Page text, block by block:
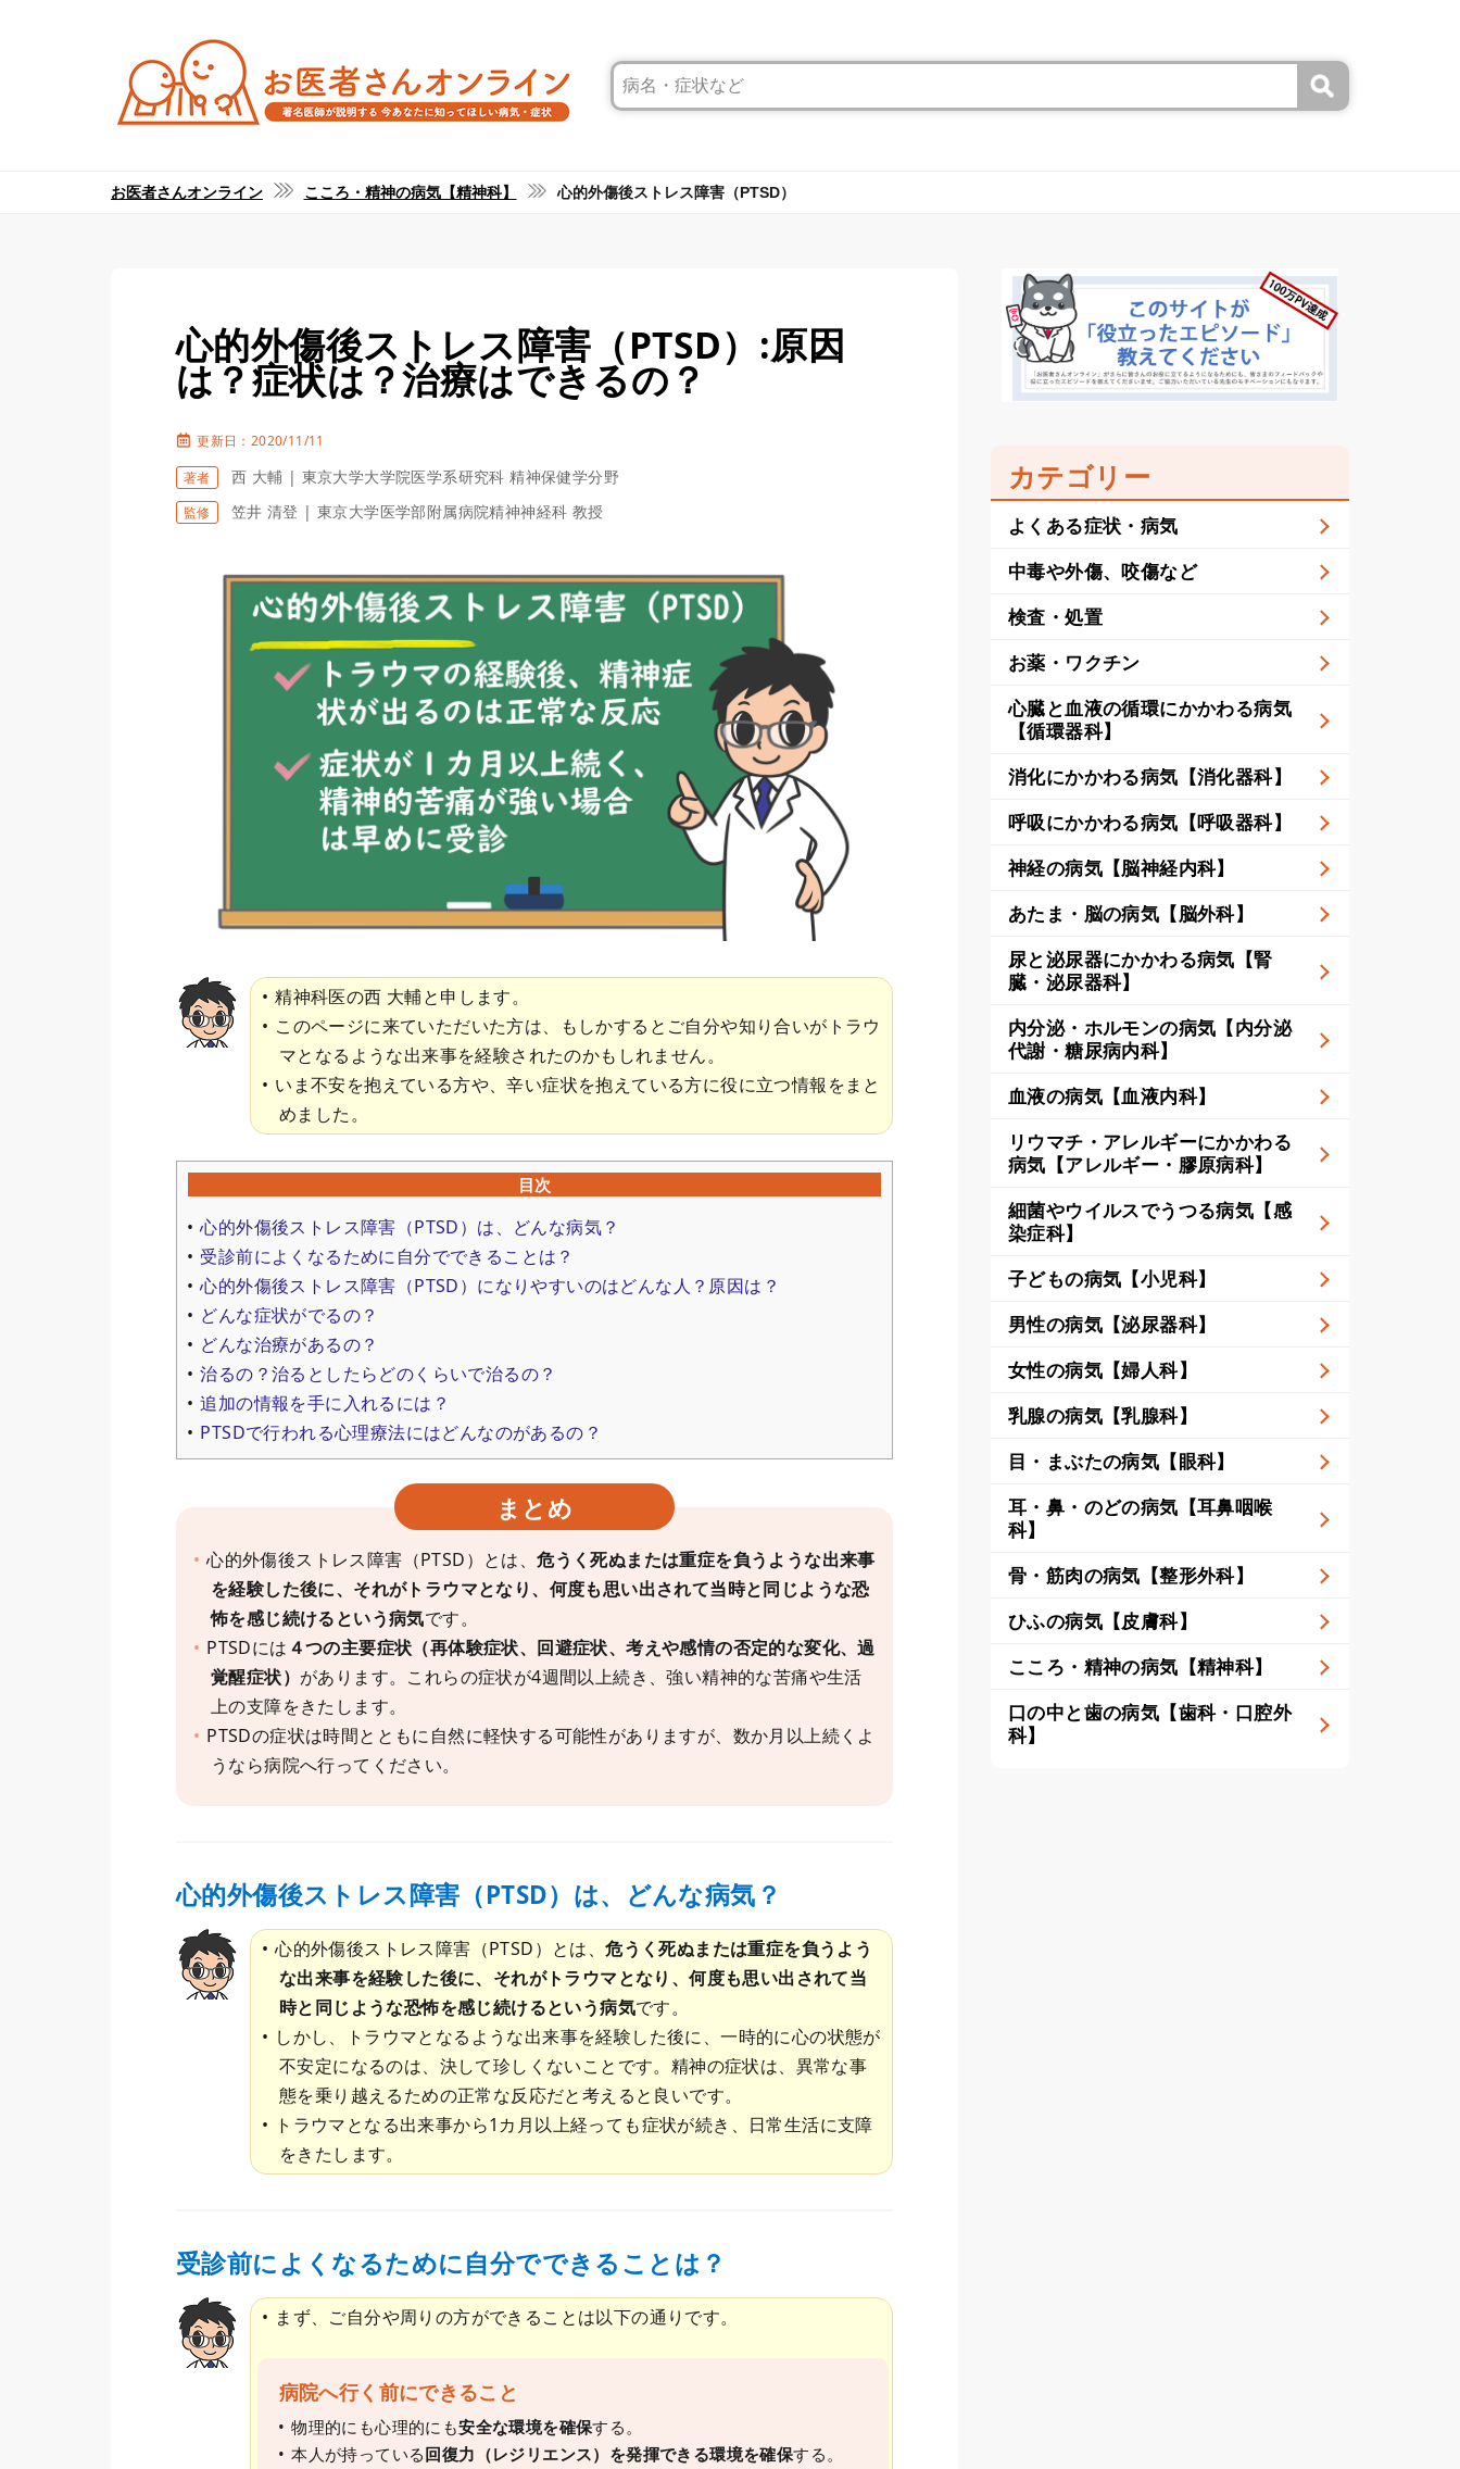
お医者さんオンライン こころ・精神の病気【精神科】 心的外傷後ストレス障害（PTSD）
心的外傷後ストレス障害（PTSD）:原因
は？症状は？治療はできるの？
更新日：2020/11/11
著者
西 大輔 | 東京大学大学院医学系研究科 精神保健学分野
監修 笠井 清登 | 東京大学医学部附属病院精神神経科 教授
精神科医の西 大輔と申します。
このページに来ていただいた方は、もしかするとご自分や知り合いがトラウ
マとなるような出来事を経験されたのかもしれません。
いま不安を抱えている方や、辛い症状を抱えている方に役に立つ情報をまと
めました。
目次
心的外傷後ストレス障害（PTSD）は、どんな病気？
受診前によくなるために自分でできることは？
心的外傷後ストレス障害（PTSD）になりやすいのはどんな人？原因は？
どんな症状がでるの？
どんな治療があるの？
治るの？治るとしたらどのくらいで治るの？
追加の情報を手に入れるには？
PTSDで行われる心理療法にはどんなのがあるの？
まとめ
心的外傷後ストレス障害（PTSD）とは、危うく死ぬまたは重症を負うような出来事
を経験した後に、それがトラウマとなり、何度も思い出されて当時と同じような恐
怖を感じ続けるという病気です。
PTSDには ４つの主要症状（再体験症状、回避症状、考えや感情の否定的な変化、過
覚醒症状） があります。これらの症状が4週間以上続き、強い精神的な苦痛や生活
上の支障をきたします。
PTSDの症状は時間とともに自然に軽快する可能性がありますが、数か月以上続くよ
うなら病院へ行ってください。
心的外傷後ストレス障害（PTSD）は、どんな病気？
心的外傷後ストレス障害（PTSD）とは、危うく死ぬまたは重症を負うよう
な出来事を経験した後に、それがトラウマとなり、何度も思い出されて当
時と同じような恐怖を感じ続けるという病気です。
しかし、トラウマとなるような出来事を経験した後に、一時的に心の状態が
不安定になるのは、決して珍しくないことです。精神の症状は、異常な事
態を乗り越えるための正常な反応だと考えると良いです。
トラウマとなる出来事から1カ月以上経っても症状が続き、日常生活に支障
をきたします。
受診前によくなるために自分でできることは？
まず、ご自分や周りの方ができることは以下の通りです。
病院へ行く前にできること
物理的にも心理的にも安全な環境を確保する。
本人が持っている回復力（レジリエンス）を発揮できる環境を確保する。
カテゴリー
よくある症状・病気
中毒や外傷、咬傷など
検査・処置
お薬・ワクチン
心臓と血液の循環にかかわる病気
【循環器科】
消化にかかわる病気【消化器科】
呼吸にかかわる病気【呼吸器科】
神経の病気【脳神経内科】
あたま・脳の病気【脳外科】
尿と泌尿器にかかわる病気【腎
臓・泌尿器科】
内分泌・ホルモンの病気【内分泌
代謝・糖尿病内科】
血液の病気【血液内科】
リウマチ・アレルギーにかかわる
病気【アレルギー・膠原病科】
細菌やウイルスでうつる病気【感
染症科】
子どもの病気【小児科】
男性の病気【泌尿器科】
女性の病気【婦人科】
乳腺の病気【乳腺科】
目・まぶたの病気【眼科】
耳・鼻・のどの病気【耳鼻咽喉
科】
骨・筋肉の病気【整形外科】
ひふの病気【皮膚科】
こころ・精神の病気【精神科】
口の中と歯の病気【歯科・口腔外
科】